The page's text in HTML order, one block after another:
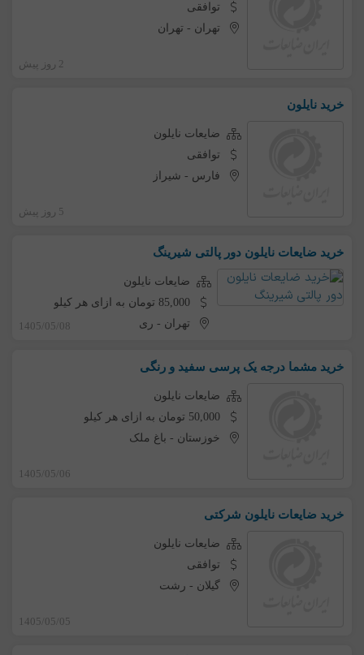
توافقی
تهران - تهران
2 روز پیش
خرید نایلون
ضایعات نایلون
توافقی
فارس - شیراز
5 روز پیش
خرید ضایعات نایلون دور پالتی شیرینگ
ضایعات نایلون
85,000 تومان به ازای هر کیلو
تهران - ری 1405/05/08
خرید مشما درجه یک پرسی سفید و رنگی
ضایعات نایلون
50,000 تومان به ازای هر کیلو
خوزستان - باغ ملک
1405/05/06
خرید ضایعات نایلون شرکتی
ضایعات نایلون
توافقی
گیلان - رشت
1405/05/05